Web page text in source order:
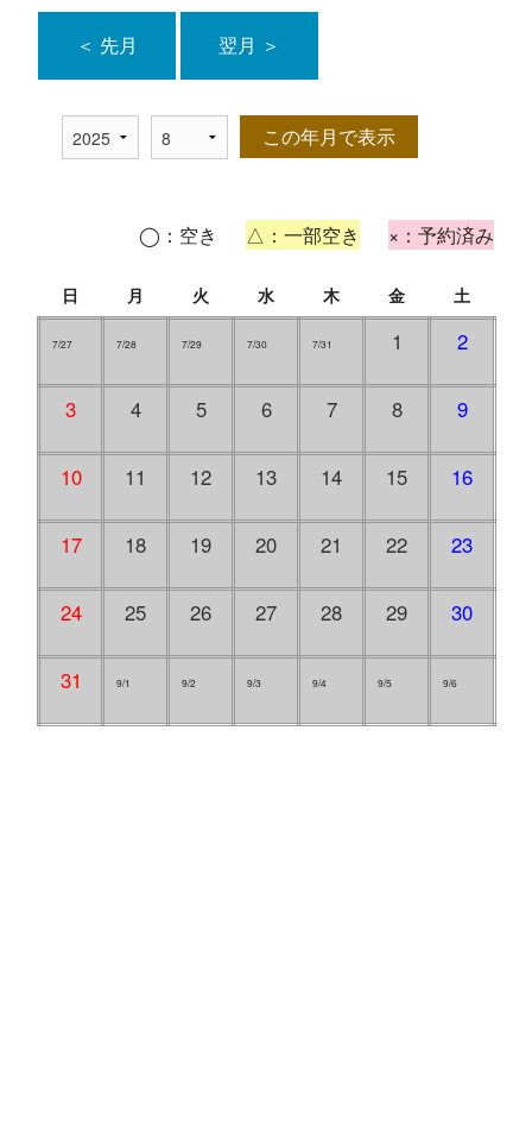
＜ 先月 翌月 ＞
この年月で表示
◯：空き △：一部空き ×：予約済み
日 月 火 水 木 金 土
7/27 7/28 7/29 7/30 7/31 1 2
3 4 5 6 7 8 9
10 11 12 13 14 15 16
17 18 19 20 21 22 23
24 25 26 27 28 29 30
31 9/1 9/2 9/3 9/4 9/5 9/6